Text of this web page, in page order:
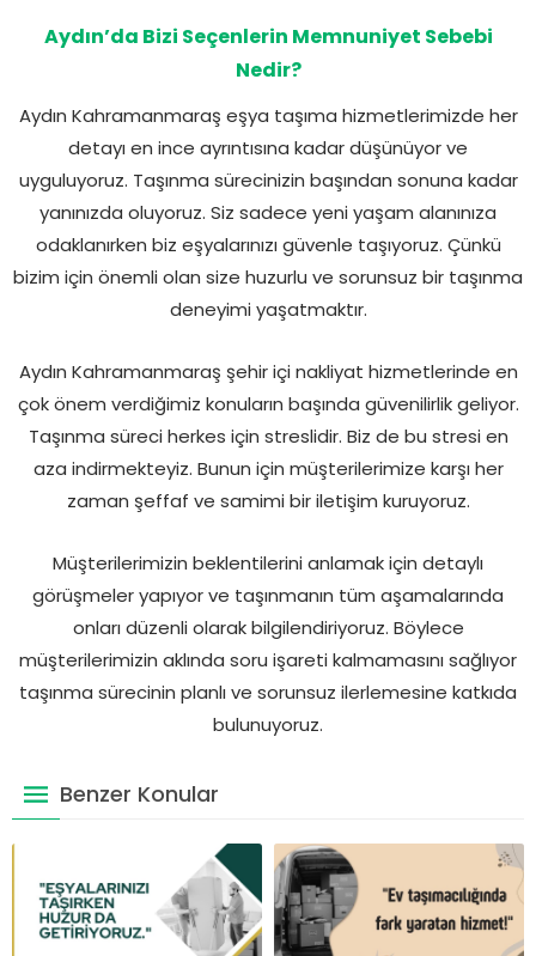
Aydın’da Bizi Seçenlerin Memnuniyet Sebebi
Nedir?
Aydın Kahramanmaraş eşya taşıma hizmetlerimizde her
detayı en ince ayrıntısına kadar düşünüyor ve
uyguluyoruz. Taşınma sürecinizin başından sonuna kadar
yanınızda oluyoruz. Siz sadece yeni yaşam alanınıza
odaklanırken biz eşyalarınızı güvenle taşıyoruz. Çünkü
bizim için önemli olan size huzurlu ve sorunsuz bir taşınma
deneyimi yaşatmaktır.
Aydın Kahramanmaraş şehir içi nakliyat hizmetlerinde en
çok önem verdiğimiz konuların başında güvenilirlik geliyor.
Taşınma süreci herkes için streslidir. Biz de bu stresi en
aza indirmekteyiz. Bunun için müşterilerimize karşı her
zaman şeffaf ve samimi bir iletişim kuruyoruz.
Müşterilerimizin beklentilerini anlamak için detaylı
görüşmeler yapıyor ve taşınmanın tüm aşamalarında
onları düzenli olarak bilgilendiriyoruz. Böylece
müşterilerimizin aklında soru işareti kalmamasını sağlıyor
taşınma sürecinin planlı ve sorunsuz ilerlemesine katkıda
bulunuyoruz.
Benzer Konular